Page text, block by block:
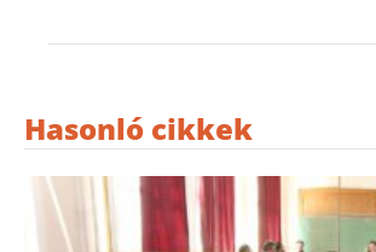
Hasonló cikkek